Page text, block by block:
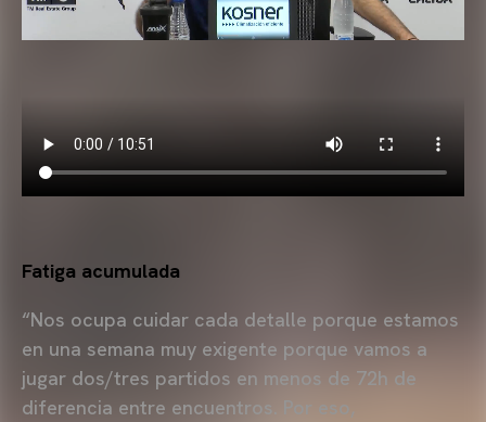
Fatiga acumulada
“Nos ocupa cuidar cada detalle porque estamos
en una semana muy exigente porque vamos a
jugar dos/tres partidos en menos de 72h de
diferencia entre encuentros. Por eso,